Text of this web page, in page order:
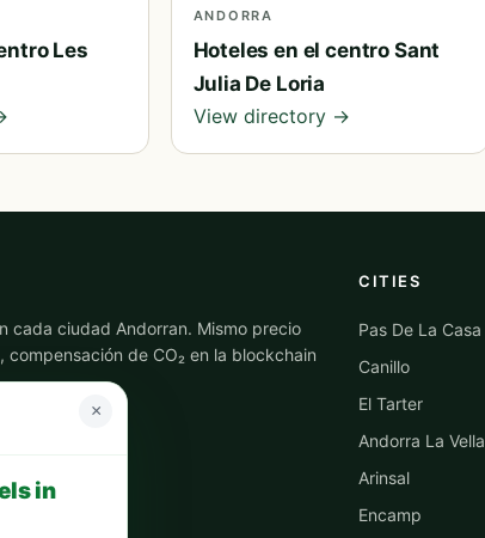
Les
ANDORRA
Hoteles en el centro Sant
Julia De Loria
View directory →
cada ciudad Andorran. Mismo precio
de CO₂ en la blockchain
CITIES
Pas De La Casa
Canillo
El Tarter
Andorra La Vella
Arinsal
Encamp
×
in